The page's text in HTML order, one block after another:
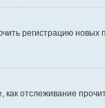
регистрацию
отслеживание